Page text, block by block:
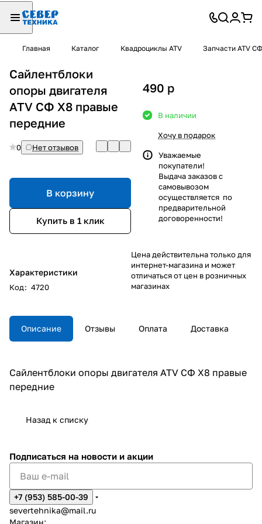
Главная Каталог Квадроциклы ATV Запчасти ATV СФ
Сайлентблоки
опоры двигателя
ATV СФ X8 правые
передние
0 Нет отзывов
В корзину
Купить в 1 клик
Характеристики
Код: 4720
490 p
В наличии
Хочу в подарок
Уважаемые
покупатели!
Выдача заказов с
самовывозом
осуществляется по
предварительной
договоренности!
Цена действительна только для
интернет-магазина и может
отличаться от цен в розничных
магазинах
Описание Отзывы Оплата Доставка
Сайлентблоки опоры двигателя ATV СФ X8 правые
передние
Назад к списку
Подписаться на новости и акции
+7 (953) 585-00-39
severtehnika@mail.ru
Магазин: